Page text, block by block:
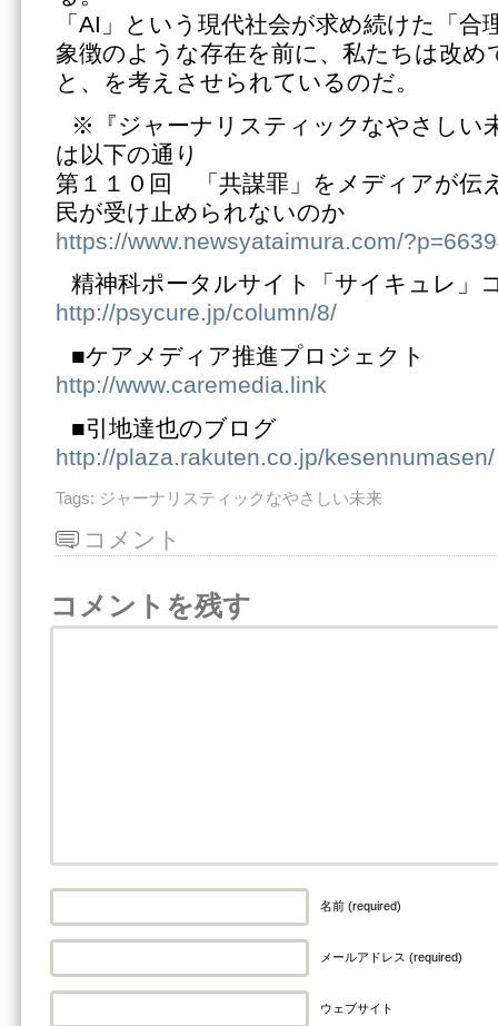
「AI」という現代社会が求め続けた「合
象徴のような存在を前に、私たちは改め
と、を考えさせられているのだ。
※『ジャーナリスティックなやさしい
は以下の通り
第１１０回 「共謀罪」をメディアが伝
民が受け止められないのか
https://www.newsyataimura.com/
精神科ポータルサイト「サイキュレ」
http://psycure.jp/column/8/
■ケアメディア推進プロジェクト
http://www.caremedia.link
■引地達也のブログ
http://plaza.rakuten.co.jp/kesennumasen/
Tags: ジャーナリスティックなやさしい未来
コメント
コメントを残す
名前 (required)
メールアドレス (required)
ウェブサイト